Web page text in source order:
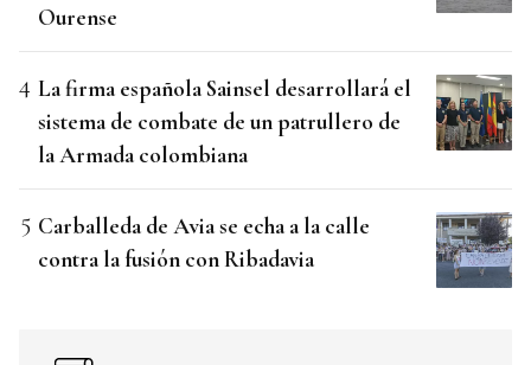
Ourense
La firma española Sainsel desarrollará el
sistema de combate de un patrullero de
la Armada colombiana
Carballeda de Avia se echa a la calle
contra la fusión con Ribadavia